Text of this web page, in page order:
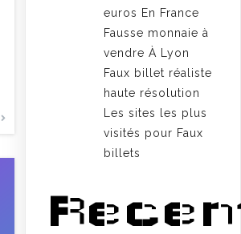
euros En France
Fausse monnaie à
vendre À Lyon
Faux billet réaliste
haute résolution
Les sites les plus
visités pour Faux
billets